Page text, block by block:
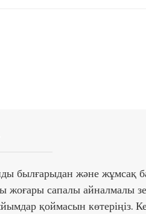
былғарыдан және жұмсақ
жоғары сапалы айналмалы
қоймасын көтеріңіз.